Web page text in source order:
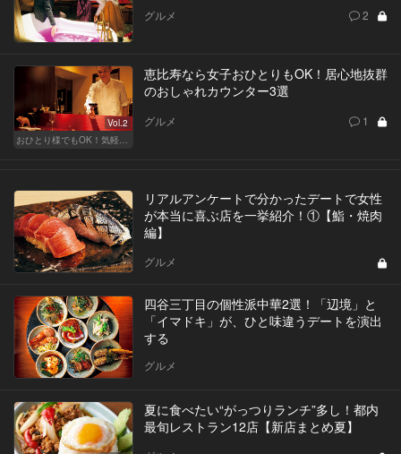
グルメ 2
Vol.2
おひとり様でもOK！気軽に入りやすい東京の名店
恵比寿なら女子おひとりもOK！居心地抜群
のおしゃれカウンター3選
グルメ 1
リアルアンケートで分かったデートで女性
が本当に喜ぶ店を一挙紹介！①【鮨・焼肉
編】
グルメ
四谷三丁目の個性派中華2選！「辺境」と
「イマドキ」が、ひと味違うデートを演出
する
グルメ
夏に食べたい“がっつりランチ”多し！都内
最旬レストラン12店【新店まとめ夏】